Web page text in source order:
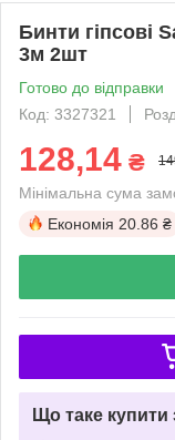
Бинти гіпсові
3м 2шт
Готово до відправки
Код: 3327321
128,14 ₴
Мінімальна сума
Економія 20.86 ₴
Що таке